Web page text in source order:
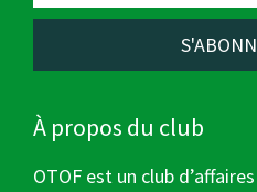
À propos du club
OTOF est un club